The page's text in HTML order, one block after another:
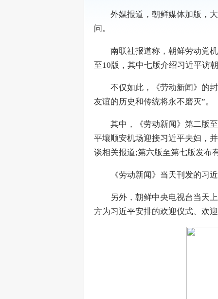
外媒报道，朝鲜媒体加版，大
问。
南联社报道称，朝鲜劳动党机
至10版，其中七版介绍习近平访
不仅如此，《劳动新闻》的封
友谊的历史和传统将永不磨灭”。
其中，《劳动新闻》第二版至
平壤顺安机场迎接习近平夫妇，
谈相关报道;第六版至第七版发布
《劳动新闻》当天刊发的习近
另外，朝鲜中央电视台当天上
方为习近平安排的欢迎仪式、欢